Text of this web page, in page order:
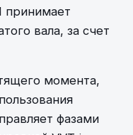
принимает
вала, за счет
момента,
фазами